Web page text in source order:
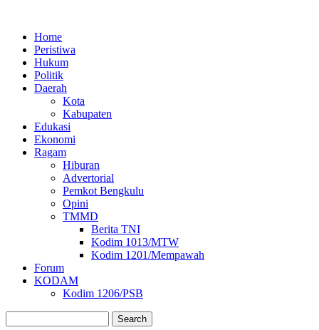
Ekonomi
Home
Peristiwa
Hukum
Politik
Daerah
Kota
Kabupaten
Edukasi
Ekonomi
Ragam
Hiburan
Advertorial
Pemkot Bengkulu
Opini
TMMD
Berita TNI
Kodim 1013/MTW
Kodim 1201/Mempawah
Forum
KODAM
Kodim 1206/PSB